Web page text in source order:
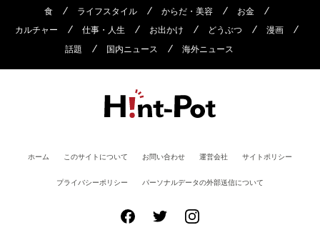
食 ライフスタイル からだ・美容
お金
カルチャー
仕事・人生 お出かけ どうぶつ
漫画
話題
国内ニュース 海外ニュース
ホーム このサイトについて お問い合わせ 運営会社 サイトポリシー
プライバシーポリシー パーソナルデータの外部送信について